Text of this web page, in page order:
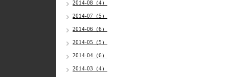
2014-08（4）
2014-07（5）
2014-06（6）
2014-05（5）
2014-04（6）
2014-03（4）